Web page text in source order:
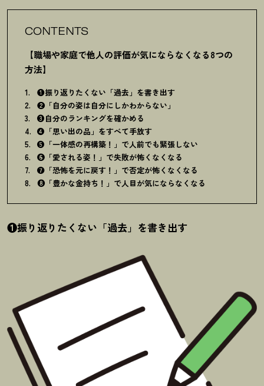
CONTENTS
【職場や家庭で他人の評価が気にならなくなる8つの
方法】
❶振り返りたくない「過去」を書き出す
❷「自分の姿は自分にしかわからない」
❸自分のランキングを確かめる
❹「思い出の品」をすべて手放す
❺「一体感の再構築！ 」で人前でも緊張しない
❻「愛される姿 ！ 」で失敗が怖くなくなる
❼「恐怖を元に戻す！ 」で否定が怖くなくなる
❽「豊かな金持ち ！ 」で人目が気にならなくなる
❶振り返りたくない「過去」を書き出す